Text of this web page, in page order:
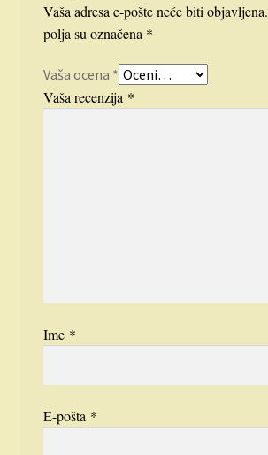
Vaša adresa e-pošte neće biti objavljena.
polja su označena *
Vaša ocena *
Vaša recenzija *
Ime *
E-pošta *